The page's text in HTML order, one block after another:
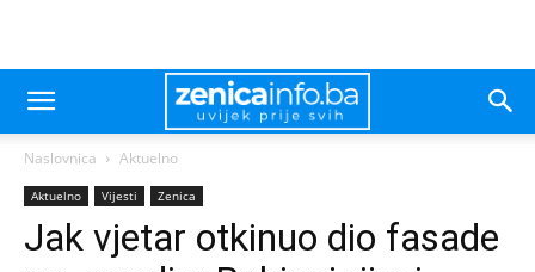
Naslovnica Aktuelno
Aktuelno Vijesti Zenica
Jak vjetar otkinuo dio fasade